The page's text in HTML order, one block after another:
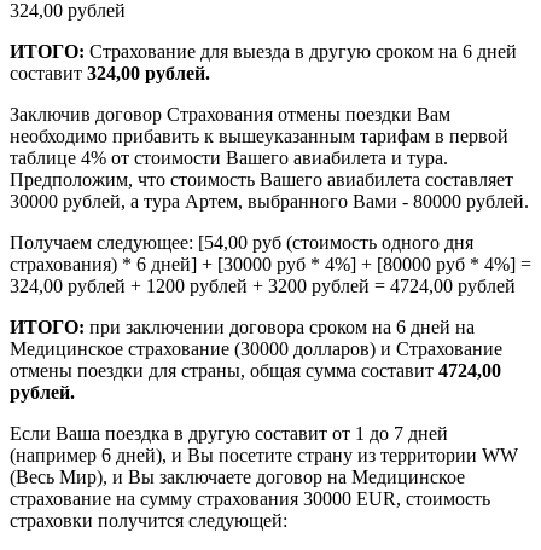
324,00 рублей
ИТОГО: Страхование для выезда в другую сроком на 6 дней
составит 324,00 рублей.
Заключив договор Страхования отмены поездки Вам
необходимо прибавить к вышеуказанным тарифам в первой
таблице 4% от стоимости Вашего авиабилета и тура.
Предположим, что стоимость Вашего авиабилета составляет
30000 рублей, а тура Артем, выбранного Вами - 80000 рублей.
Получаем следующее: [54,00 руб (стоимость одного дня
страхования) * 6 дней] + [30000 руб * 4%] + [80000 руб * 4%] =
324,00 рублей + 1200 рублей + 3200 рублей = 4724,00 рублей
ИТОГО: при заключении договора сроком на 6 дней на
Медицинское страхование (30000 долларов) и Страхование
отмены поездки для страны, общая сумма составит 4724,00
рублей.
Если Ваша поездка в другую составит от 1 до 7 дней
(например 6 дней), и Вы посетите страну из территории WW
(Весь Мир), и Вы заключаете договор на Медицинское
страхование на сумму страхования 30000 EUR, стоимость
страховки получится следующей: